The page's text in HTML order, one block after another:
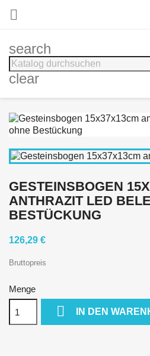

search
clear
GESTEINSBOGEN
ANTHRAZIT LED
BESTÜCKUNG
126,29 €
Bruttopreis
Menge
 IN DEN